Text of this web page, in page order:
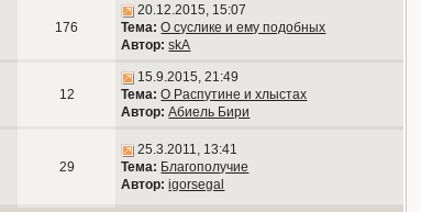
176
20.12.2015, 15:07
Тема: О суслике и ему подобных
Автор: skA
12
15.9.2015, 21:49
Тема: О Распутине и хлыстах
Автор: Абиель Бири
29
25.3.2011, 13:41
Тема: Благополучие
Автор: igorsegal